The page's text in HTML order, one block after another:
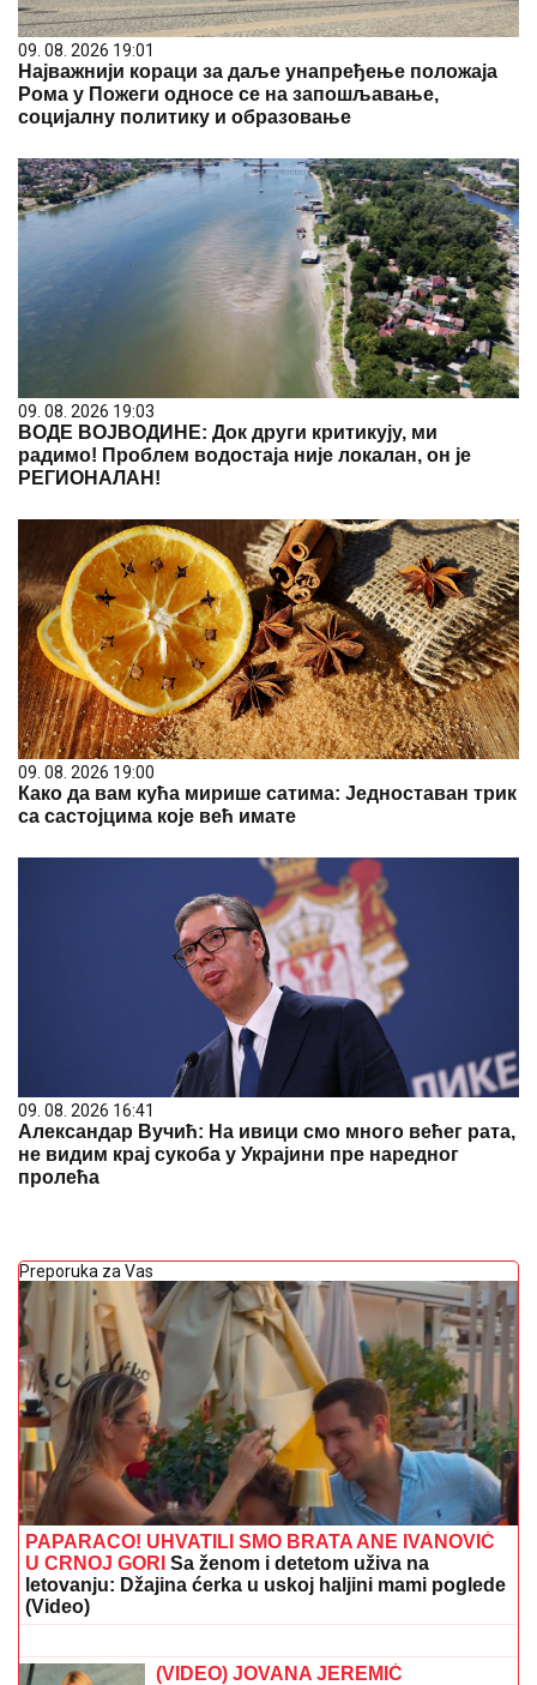
09. 08. 2026 19:01
Најважнији кораци за даље унапређење положаја
Рома у Пожеги односе се на запошљавање,
социјалну политику и образовање
09. 08. 2026 19:03
ВОДЕ ВОЈВОДИНЕ: Док други критикују, ми
радимо! Проблем водостаја није локалан, он је
РЕГИОНАЛАН!
09. 08. 2026 19:00
Како да вам кућа мирише сатима: Једноставан трик
са састојцима које већ имате
09. 08. 2026 16:41
Александар Вучић: На ивици смо много већег рата,
не видим крај сукоба у Украјини пре наредног
пролећа
Preporuka za Vas
PAPARACO! UHVATILI SMO BRATA ANE IVANOVIĆ
U CRNOJ GORI Sa ženom i detetom uživa na
letovanju: Džajina ćerka u uskoj haljini mami poglede
(Video)
znaka rođena da se muče: Oni nikada